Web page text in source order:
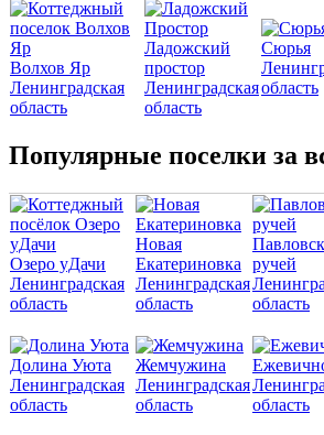
Волхов Яр
Ленинградская
область
Ладожский
простор
Ленинградская
область
Сюрья
область
Популярные поселки за
Озеро уДачи
Ленинградская
область
Новая
Екатериновка
Ленинградская
область
ручей
область
Долина Уюта
Ленинградская
область
Жемчужина
Ленинградская
область
область